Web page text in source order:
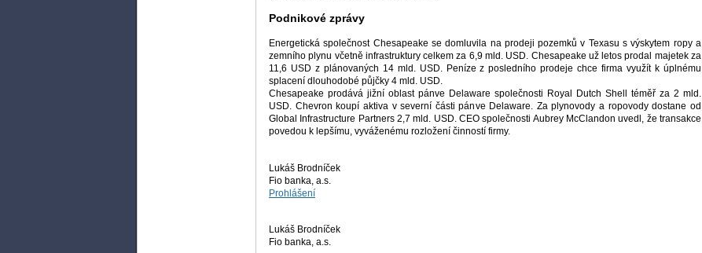
Podnikové zprávy
Energetická společnost Chesapeake se domluvila na prodeji pozemků v Texasu s výskytem ropy a
zemního plynu včetně infrastruktury celkem za 6,9 mld. USD. Chesapeake už letos prodal majetek za
11,6 USD z plánovaných 14 mld. USD. Peníze z posledního prodeje chce firma využít k úplnému
splacení dlouhodobé půjčky 4 mld. USD.
Chesapeake prodává jižní oblast pánve Delaware společnosti Royal Dutch Shell téměř za 2 mld.
USD. Chevron koupí aktiva v severní části pánve Delaware. Za plynovody a ropovody dostane od
Global Infrastructure Partners 2,7 mld. USD. CEO společnosti Aubrey McClandon uvedl, že transakce
povedou k lepšímu, vyváženému rozložení činností firmy.
Lukáš Brodníček
Fio banka, a.s.
Prohlášení
Lukáš Brodníček
Fio banka, a.s.